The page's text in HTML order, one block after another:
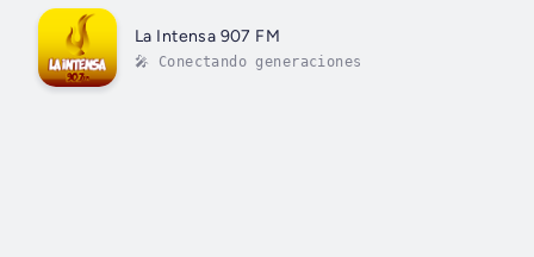
La Intensa 907 FM
🎤 Conectando generaciones